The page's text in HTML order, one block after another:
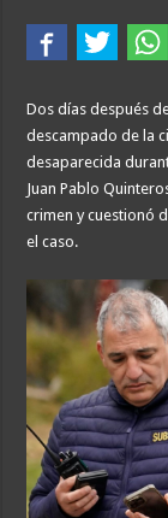
La contundente
«Yo tenía mi propia
Dos días después
descampado de la
desaparecida
Juan Pablo
crimen y cuestionó
el caso.